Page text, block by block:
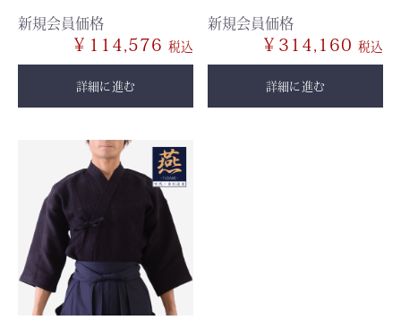
新規会員価格
￥114,576
詳細に進む
新規会員価格
￥314,160
詳細に進む